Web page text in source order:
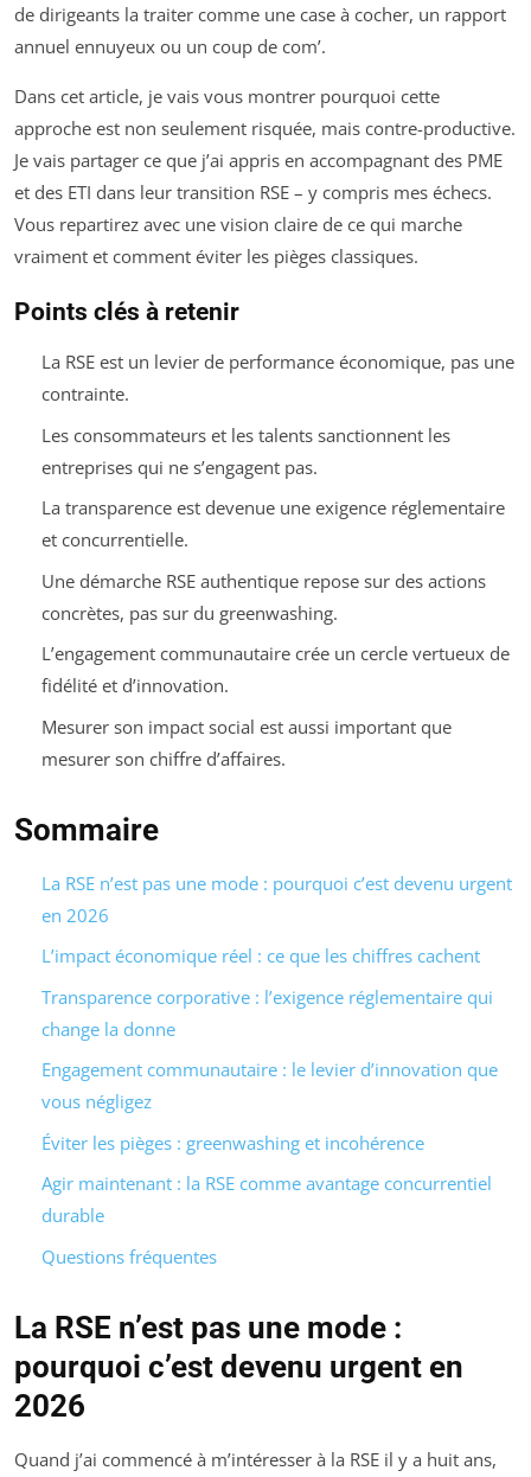
de dirigeants la traiter comme une case à cocher, un rapport
annuel ennuyeux ou un coup de com’.
Dans cet article, je vais vous montrer pourquoi cette
approche est non seulement risquée, mais contre-productive.
Je vais partager ce que j’ai appris en accompagnant des PME
et des ETI dans leur transition RSE – y compris mes échecs.
Vous repartirez avec une vision claire de ce qui marche
vraiment et comment éviter les pièges classiques.
Points clés à retenir
La RSE est un levier de performance économique, pas une
contrainte.
Les consommateurs et les talents sanctionnent les
entreprises qui ne s’engagent pas.
La transparence est devenue une exigence réglementaire
et concurrentielle.
Une démarche RSE authentique repose sur des actions
concrètes, pas sur du greenwashing.
L’engagement communautaire crée un cercle vertueux de
fidélité et d’innovation.
Mesurer son impact social est aussi important que
mesurer son chiffre d’affaires.
Sommaire
La RSE n’est pas une mode : pourquoi c’est devenu urgent
en 2026
L’impact économique réel : ce que les chiffres cachent
Transparence corporative : l’exigence réglementaire qui
change la donne
Engagement communautaire : le levier d’innovation que
vous négligez
Éviter les pièges : greenwashing et incohérence
Agir maintenant : la RSE comme avantage concurrentiel
durable
Questions fréquentes
La RSE n’est pas une mode :
pourquoi c’est devenu urgent en
2026
Quand j’ai commencé à m’intéresser à la RSE il y a huit ans,